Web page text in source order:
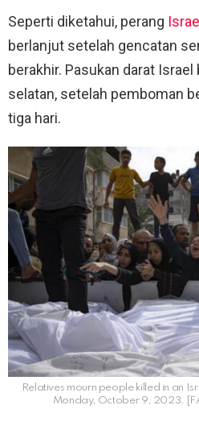
Seperti diketahui, perang Israel
berlanjut setelah gencatan
berakhir. Pasukan darat
selatan, setelah pemboman
tiga hari.
Relatives mourn people killed in an
Monday, October 9, 2023.